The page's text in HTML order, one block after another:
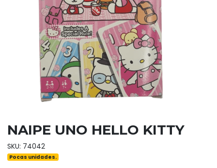
NAIPE UNO HELLO KITTY
SKU: 74042
Pocas unidades.